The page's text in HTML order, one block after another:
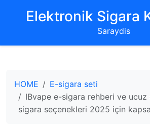
‌Elektronik Sigara
Saraydis
HOME
E-sigara seti
IBvape e-sigara rehberi ve
sigara seçenekleri 2025 için